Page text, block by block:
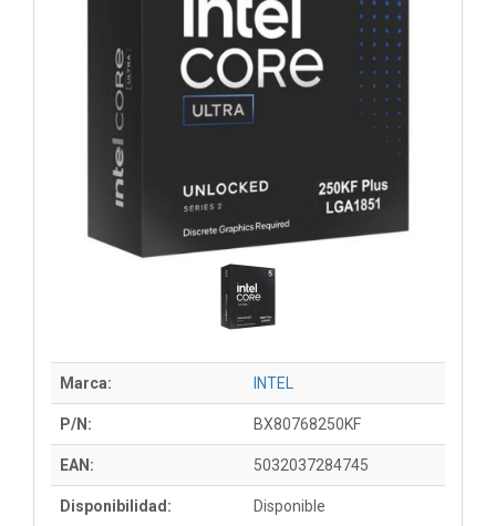
Marca: INTEL
P/N: BX80768250KF
EAN: 5032037284745
Disponibilidad: Disponible